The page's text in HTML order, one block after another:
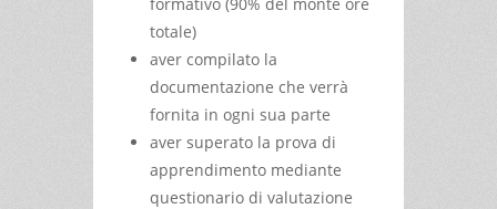
totale)
aver compilato la
documentazione che verrà
fornita in ogni sua parte
aver superato la prova di
apprendimento mediante
questionario di valutazione